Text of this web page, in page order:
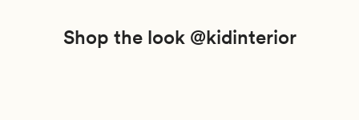
Shop the look @kidinterior